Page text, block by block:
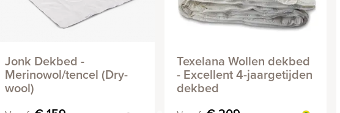
Jonk Dekbed -
Merinowol/tencel (Dry-
wool)
Texelana Wollen dekbed
- Excellent 4-jaargetijden
dekbed